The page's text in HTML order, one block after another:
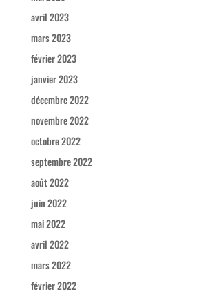
avril 2023
mars 2023
février 2023
janvier 2023
décembre 2022
novembre 2022
octobre 2022
septembre 2022
août 2022
juin 2022
mai 2022
avril 2022
mars 2022
février 2022